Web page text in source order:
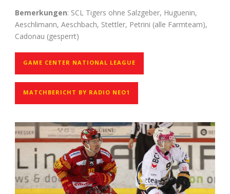
Bemerkungen: SCL Tigers ohne Salzgeber, Huguenin,
Aeschlimann, Aeschbach, Stettler, Petrini (alle Farmteam),
Cadonau (gesperrt)
GAME CENTER NATIONAL LEAGUE
MATCHBERICHT BY RADIO NEO1